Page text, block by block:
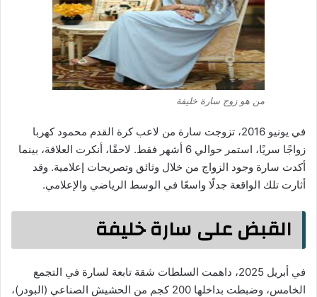
من هو زوج سارة خليفة
في يونيو 2016، تزوجت سارة من لاعب كرة القدم محمود كهربا
زواجًا سريًا، استمر حوالي 6 أشهر فقط. لاحقًا، أنكرت العلاقة، بينما
أكدت سارة وجود الزواج من خلال وثائق وتصريحات إعلامية. وقد
أثارت تلك الواقعة جدلًا واسعًا في الوسط الرياضي والإعلامي.
القبض على سارة خليفة
في أبريل 2025، داهمت السلطات شقة تابعة لسارة في التجمع
الخامس، وضبطت بداخلها 200 كجم من الحشيش الصناعي (البودر)،